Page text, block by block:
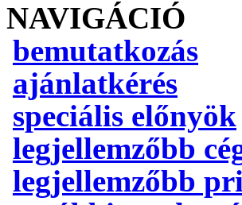
NAVIGÁCIÓ
bemutatkozás
ajánlatkérés
speciális előnyök
legjellemzőbb
legjellemzőbb